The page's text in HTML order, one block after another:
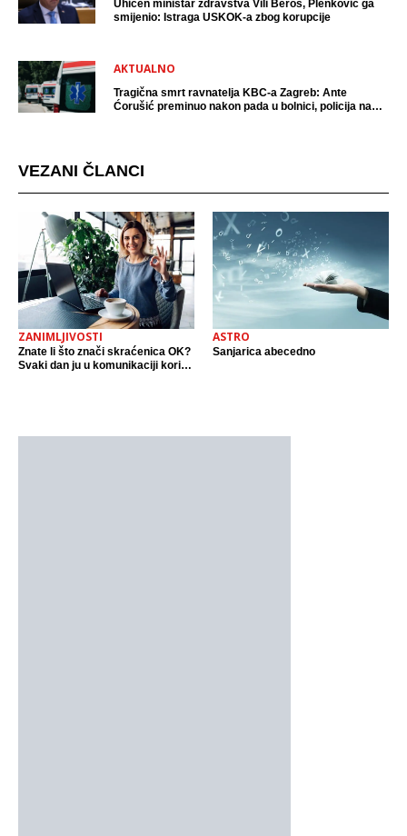
Uhićen ministar zdravstva Vili Beroš, Plenković ga
smijenio: Istraga USKOK-a zbog korupcije
AKTUALNO
Tragična smrt ravnatelja KBC-a Zagreb: Ante
Ćorušić preminuo nakon pada u bolnici, policija na
VEZANI ČLANCI
ZANIMLJIVOSTI
Znate li što znači skraćenica OK?
Svaki dan ju u komunikaciji koristi
ASTRO
Sanjarica abecedno